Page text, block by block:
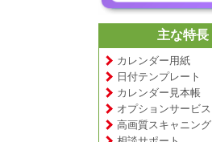
主な特長
カレンダー用紙
日付テンプレート
カレンダー見本帳
オプションサービス
高画質スキャニング